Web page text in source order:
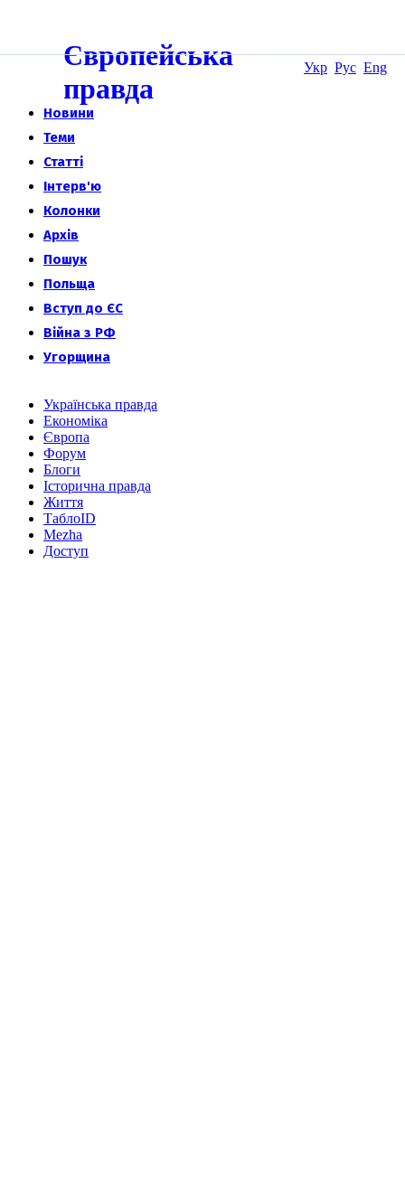
Укр Рус Eng
Європейська
правда
Новини
Теми
Статті
Інтерв'ю
Колонки
Архів
Пошук
Польща
Вступ до ЄС
Війна з РФ
Угорщина
Українська правда
Економіка
Європа
Форум
Блоги
Історична правда
Життя
ТаблоID
Mezha
Доступ